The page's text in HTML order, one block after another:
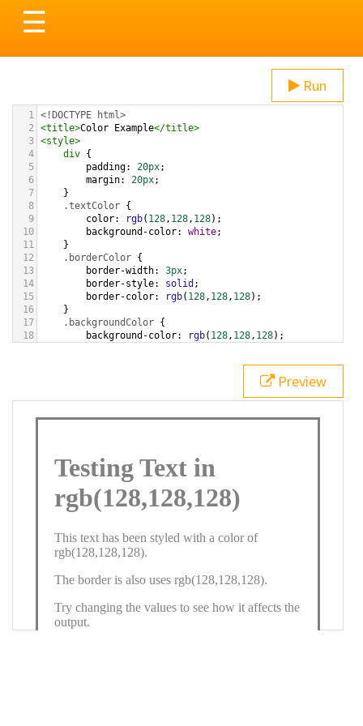
Toggle
navigation
☰
Run
1 <!DOCTYPE html>
2
<title>Color Example</title>
3 <style>
4
div {
5
padding: 20px;
6
margin: 20px;
7
}
8
.textColor {
9
color: rgb( 128, 128, 128);
10
background-color: white;
11
}
12
.borderColor {
13
border-width: 3px;
14
border-style: solid ;
15
border-color: rgb( 128, 128, 128);
16
}
17
.backgroundColor {
18
background-color: rgb( 128, 128, 128);
bottom ,
white, rgb(128,128,128));
div class="textColor borderColor"
< h1>Testing Text in rgb(128,128,128)
Preview